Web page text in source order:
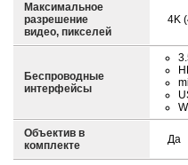
Максимальное
разрешение
видео, пикселей
4K
Беспроводные
интерфейсы
Объектив в
комплекте
Да